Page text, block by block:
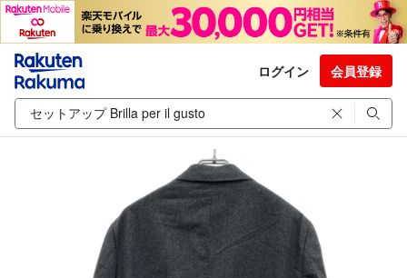
ログイン 会員登録